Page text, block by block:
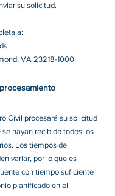
su solicitud.
a:
VA 23218-1000
Civil procesará su solicitud
hayan recibido todos los
Los tiempos de
variar, por lo que es
con tiempo suficiente
planificado en el